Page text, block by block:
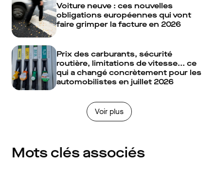
Voiture neuve : ces nouvelles
obligations européennes qui vont
faire grimper la facture en 2026
Prix des carburants, sécurité
routière, limitations de vitesse... ce
qui a changé concrètement pour les
automobilistes en juillet 2026
Voir plus
Mots clés associés